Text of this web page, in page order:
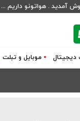
آمدید . هواتونو داریم ...
موبایل و تبلت